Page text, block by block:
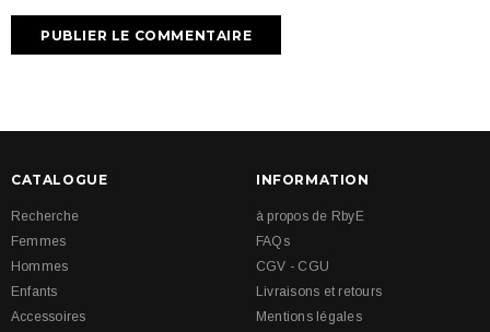
CATALOGUE
Recherche
Femmes
Hommes
Enfants
Accessoires
INFORMATION
à propos de RbyE
FAQs
CGV - CGU
Livraisons et retours
Mentions légales